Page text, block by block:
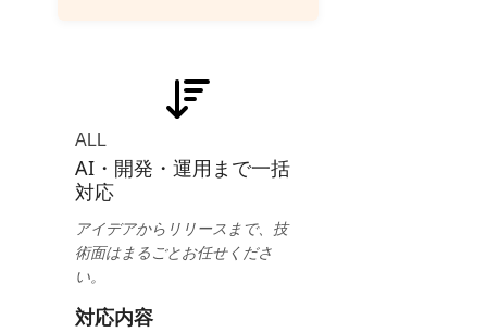
ALL
AI・開発・運用まで一括
対応
アイデアからリリースまで、技
術面はまるごとお任せくださ
い。
対応内容